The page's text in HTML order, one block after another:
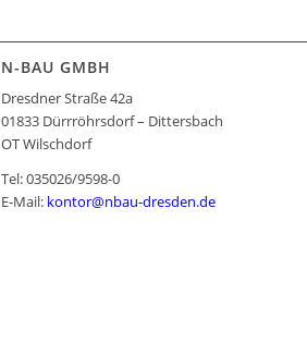
N-BAU GMBH
Dresdner Straße 42a
01833 Dürrröhrsdorf – Dittersbach
OT Wilschdorf
Tel: 035026/9598-0
E-Mail: kontor@nbau-dresden.de